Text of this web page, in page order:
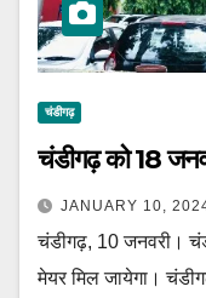
चंडीगढ़
चंडीगढ़ को 18
JANUARY 10,
चंडीगढ़, 10 जनवरी।
मेयर मिल जायेगा।